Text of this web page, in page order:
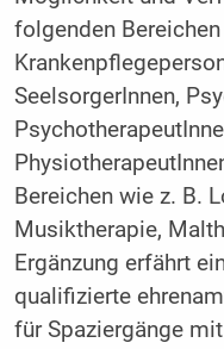
folgenden
SeelsorgerInnen,
Bereichen wie z. B.
Musiktherapie,
Ergänzung erfährt
qualifizierte
für Spaziergänge